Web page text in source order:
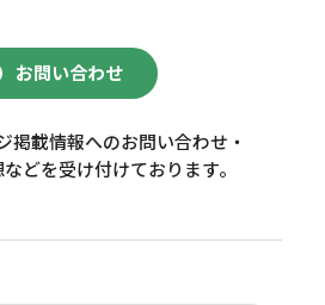
お問い合わせ
掲載情報へのお問い合わせ・
どを受け付けております。